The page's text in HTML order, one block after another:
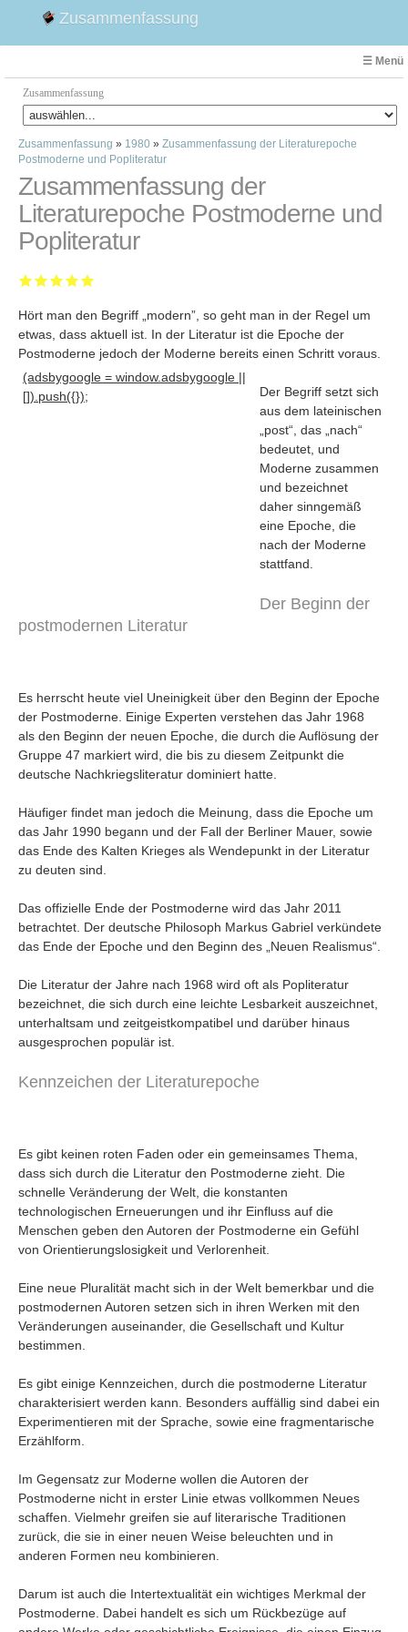
Zusammenfassung
☰ Menü
Zusammenfassung
Faust
Effi Briest
Emilia Galotti
1. Weltkrieg Zusammenfassung
2. Weltkrieg
Die Räuber
Maria Stuart
Woyzeck
Navigation
Foren
Suchen
Umfragen
Letzte Beiträge
Aktive Forenbeiträge
Dies ist das Forum um neue Funktionen und Information zu Wünschen
Regeln (Bitte vor dem posten lesen)
Regeln (Bitte vor dem posten lesen)
Zusammenfassung » 1980 » Zusammenfassung der Literaturepoche
Postmoderne und Popliteratur
Zusammenfassung der
Literaturepoche Postmoderne und
Popliteratur
Hört man den Begriff „modern”, so geht man in der Regel um
etwas, dass aktuell ist. In der Literatur ist die Epoche der
Postmoderne jedoch der Moderne bereits einen Schritt voraus
(adsbygoogle = window.adsbygoogle ||
[]).push({});
Der Begriff setzt sich
aus dem lateinischen
„post“, das „nach“
bedeutet, und
Moderne zusammen
und bezeichnet
daher sinngemäß
eine Epoche, die
nach der Moderne
stattfand.
Der Beginn der
postmodernen Literatur
Es herrscht heute viel Uneinigkeit über den Beginn der Epoche
der Postmoderne. Einige Experten verstehen das Jahr 1968
als den Beginn der neuen Epoche, die durch die Auflösung der
Gruppe 47 markiert wird, die bis zu diesem Zeitpunkt die
deutsche Nachkriegsliteratur dominiert hatte.
Häufiger findet man jedoch die Meinung, dass die Epoche um
das Jahr 1990 begann und der Fall der Berliner Mauer, sowie
das Ende des Kalten Krieges als Wendepunkt in der Literatur
zu deuten sind.
Das offizielle Ende der Postmoderne wird das Jahr 2011
betrachtet. Der deutsche Philosoph Markus Gabriel verkündete
das Ende der Epoche und den Beginn des „Neuen Realismus“.
Die Literatur der Jahre nach 1968 wird oft als Popliteratur
bezeichnet, die sich durch eine leichte Lesbarkeit auszeichnet,
unterhaltsam und zeitgeistkompatibel und darüber hinaus
ausgesprochen populär ist.
Kennzeichen der Literaturepoche
Es gibt keinen roten Faden oder ein gemeinsames Thema,
dass sich durch die Literatur den Postmoderne zieht. Die
schnelle Veränderung der Welt, die konstanten
technologischen Erneuerungen und ihr Einfluss auf die
Menschen geben den Autoren der Postmoderne ein Gefühl
von Orientierungslosigkeit und Verlorenheit.
Eine neue Pluralität macht sich in der Welt bemerkbar und die
postmodernen Autoren setzen sich in ihren Werken mit den
Veränderungen auseinander, die Gesellschaft und Kultur
bestimmen.
Es gibt einige Kennzeichen, durch die postmoderne Literatur
charakterisiert werden kann. Besonders auffällig sind dabei ein
Experimentieren mit der Sprache, sowie eine fragmentarische
Erzählform.
Im Gegensatz zur Moderne wollen die Autoren der
Postmoderne nicht in erster Linie etwas vollkommen Neues
schaffen. Vielmehr greifen sie auf literarische Traditionen
zurück, die sie in einer neuen Weise beleuchten und in
anderen Formen neu kombinieren.
Darum ist auch die Intertextualität ein wichtiges Merkmal der
Postmoderne. Dabei handelt es sich um Rückbezüge auf